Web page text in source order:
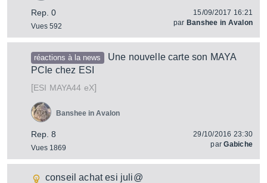
Rep. 0
Vues 592
15/09/2017 16:21
par Banshee in Avalon
réactions à la news
Une nouvelle carte son MAYA
PCIe chez ESI
[ESI MAYA44 eX]
Rep. 8
Vues 1869
Banshee in Avalon
29/10/2016 23:30
parGabiche
conseil achat esi juli@